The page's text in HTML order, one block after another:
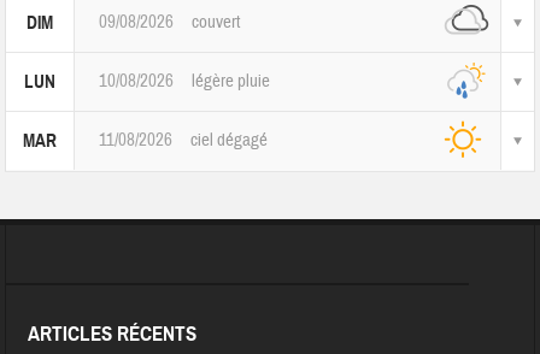
DIM 09/08/2026 couvert
LUN 10/08/2026 légère pluie
MAR 11/08/2026 ciel dégagé
ARTICLES RÉCENTS